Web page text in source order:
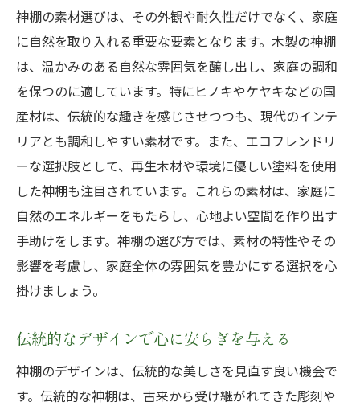
日々の信仰を深めるための選び方
心の豊かさをもたらす神棚の力
神棚が家庭に与える精神的な影響
繁栄を象徴するデザインとその選び方
神棚がもたらすポジティブなエネルギー
心の平和を実現する神棚の配置
素材とデザインから考える神棚の選び方
自然素材の神棚が持つ魅力
デザインに込められたメッセージを探る
地域特有の素材で個性を引き出す
デザインが心に与える影響
長く愛用できる神棚の特徴
設置場所が鍵！心に響く神棚の選び方
神棚の素材選びは、その外観や耐久性だけでなく、家庭
に自然を取り入れる重要な要素となります。木製の神棚
は、温かみのある自然な雰囲気を醸し出し、家庭の調和
を保つのに適しています。特にヒノキやケヤキなどの国
産材は、伝統的な趣きを感じさせつつも、現代のインテ
リアとも調和しやすい素材です。また、エコフレンドリ
ーな選択肢として、再生木材や環境に優しい塗料を使用
した神棚も注目されています。これらの素材は、家庭に
自然のエネルギーをもたらし、心地よい空間を作り出す
手助けをします。神棚の選び方では、素材の特性やその
影響を考慮し、家庭全体の雰囲気を豊かにする選択を心
掛けましょう。
伝統的なデザインで心に安らぎを与える
神棚のデザインは、伝統的な美しさを見直す良い機会で
す。伝統的な神棚は、古来から受け継がれてきた彫刻や